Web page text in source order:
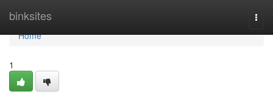
binksites
Home
Home
1